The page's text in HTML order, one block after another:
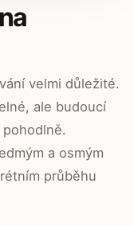
velmi důležité.
ale budoucí
a osmým
průběhu